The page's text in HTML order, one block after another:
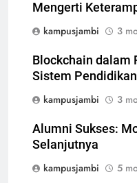
Mengerti
kampusjambi
3
Blockchain dalam
Sistem
kampusjambi
3
Alumni Sukses:
Selanjutnya
kampusjambi
5